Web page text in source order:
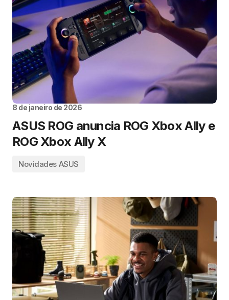
8 de janeiro de 2026
ASUS ROG anuncia ROG Xbox Ally e
ROG Xbox Ally X
Novidades ASUS